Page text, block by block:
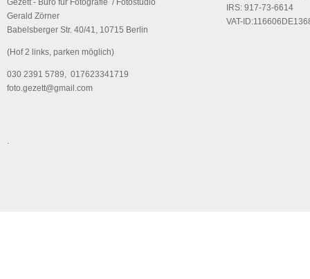
Gezett - Büro für Fotografie / Fotostudio
Gerald Zörner
Babelsberger Str. 40/41, 10715 Berlin
(Hof 2 links, parken möglich)
030 2391 5789, 017623341719
foto.gezett@gmail.com
IRS: 917-73-6614
VAT-
.